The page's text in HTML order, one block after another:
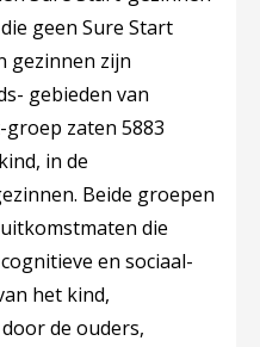
geen Sure Start
gezinnen zijn
gebieden van
groep zaten 5883
in de
Beide groepen
die
en sociaal-
het kind,
de ouders,